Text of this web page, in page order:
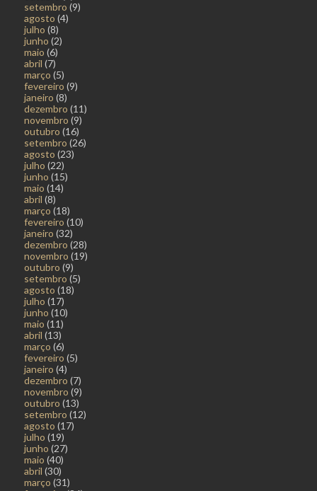
setembro (9)
agosto (4)
julho (8)
junho (2)
maio (6)
abril (7)
março (5)
fevereiro (9)
janeiro (8)
dezembro (11)
novembro (9)
outubro (16)
setembro (26)
agosto (23)
julho (22)
junho (15)
maio (14)
abril (8)
março (18)
fevereiro (10)
janeiro (32)
dezembro (28)
novembro (19)
outubro (9)
setembro (5)
agosto (18)
julho (17)
junho (10)
maio (11)
abril (13)
março (6)
fevereiro (5)
janeiro (4)
dezembro (7)
novembro (9)
outubro (13)
setembro (12)
agosto (17)
julho (19)
junho (27)
maio (40)
abril (30)
março (31)